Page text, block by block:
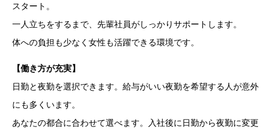
スタート。
一人立ちをするまで、先輩社員がしっかりサポートします。
体への負担も少なく女性も活躍できる環境です。
【働き方が充実】
日勤と夜勤を選択できます。給与がいい夜勤を希望する人が意外
にも多くいます。
あなたの都合に合わせて選べます。入社後に日勤から夜勤に変更